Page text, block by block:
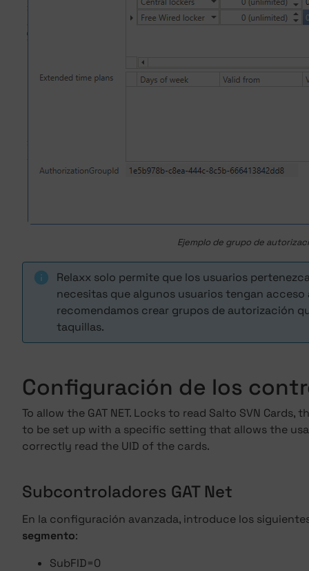
Ejemplo de grupo de
Relaxx solo permite que los usuarios
necesitas que algunos usuarios tengan
recomendamos crear grupos de autorización
taquillas.
Configuración de los
To allow the GAT NET. Locks to read Salto SVN
to be set up with a specific setting that allows the
correctly read the UID of the cards.
Subcontroladores GAT Net
En la configuración avanzada, introduce los
segmento:
SubFID=0